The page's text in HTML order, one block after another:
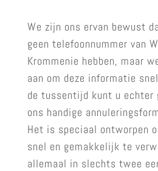
We zijn ons ervan bewust
geen telefoonnummer van
Krommenie hebben, maar
aan om deze informatie
de tussentijd kunt u echter
ons handige
Het is speciaal ontworpen
snel en gemakkelijk te
allemaal in slechts twee